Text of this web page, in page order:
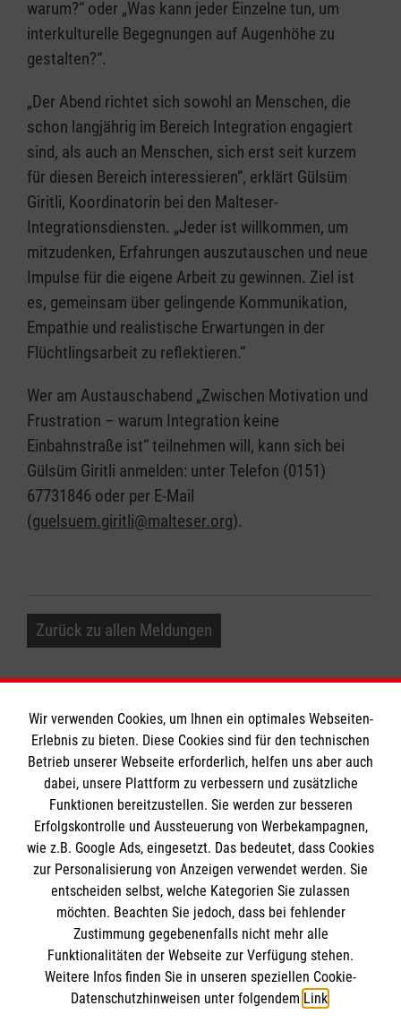
warum?“ oder „Was kann jeder Einzelne tun, um
interkulturelle Begegnungen auf Augenhöhe zu
gestalten?“.
„Der Abend richtet sich sowohl an Menschen, die
schon langjährig im Bereich Integration engagiert
sind, als auch an Menschen, sich erst seit kurzem
für diesen Bereich interessieren“, erklärt Gülsüm
Giritli, Koordinatorin bei den Malteser-
Integrationsdiensten. „Jeder ist willkommen, um
mitzudenken, Erfahrungen auszutauschen und neue
Impulse für die eigene Arbeit zu gewinnen. Ziel ist
es, gemeinsam über gelingende Kommunikation,
Empathie und realistische Erwartungen in der
Flüchtlingsarbeit zu reflektieren.“
Wer am Austauschabend „Zwischen Motivation und
Frustration – warum Integration keine
Einbahnstraße ist“ teilnehmen will, kann sich bei
Gülsüm Giritli anmelden: unter Telefon (0151)
67731846 oder per E-Mail
(guelsuem.giritli@malteser.org).
Zurück zu allen Meldungen
Informationen
Impressum
Datenschutz
Barrierefreiheit
Kontakt
Die Malteser
Malteser in Deutschland
Malteserorden
Sharepoint
Spendenkonto
Wir verwenden Cookies, um Ihnen ein optimales Webseiten-
Erlebnis zu bieten. Diese Cookies sind für den technischen
Betrieb unserer Webseite erforderlich, helfen uns aber auch
dabei, unsere Plattform zu verbessern und zusätzliche
Funktionen bereitzustellen. Sie werden zur besseren
Erfolgskontrolle und Aussteuerung von Werbekampagnen,
wie z.B. Google Ads, eingesetzt. Das bedeutet, dass Cookies
zur Personalisierung von Anzeigen verwendet werden. Sie
entscheiden selbst, welche Kategorien Sie zulassen
möchten. Beachten Sie jedoch, dass bei fehlender
Zustimmung gegebenenfalls nicht mehr alle
Funktionalitäten der Webseite zur Verfügung stehen.
Weitere Infos finden Sie in unseren speziellen Cookie-
Datenschutzhinweisen unter folgendem Link.